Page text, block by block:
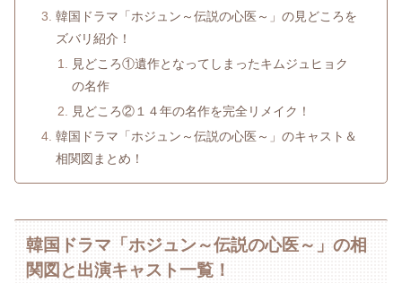
韓国ドラマ「ホジュン～伝説の心医～」の見どころを
ズバリ紹介！
見どころ①遺作となってしまったキムジュヒョク
の名作
見どころ②１４年の名作を完全リメイク！
韓国ドラマ「ホジュン～伝説の心医～」のキャスト＆
相関図まとめ！
韓国ドラマ「ホジュン～伝説の心医～」の相
関図と出演キャスト一覧！